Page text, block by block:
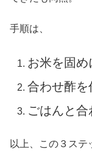
手順は、
お米を固め
合わせ酢を
ごはんと
以上、この３ステ